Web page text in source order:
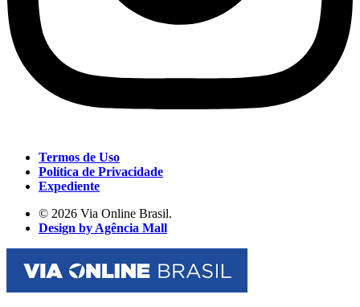
Termos de Uso
Política de Privacidade
Expediente
© 2026 Via Online Brasil.
Design by Agência Mall